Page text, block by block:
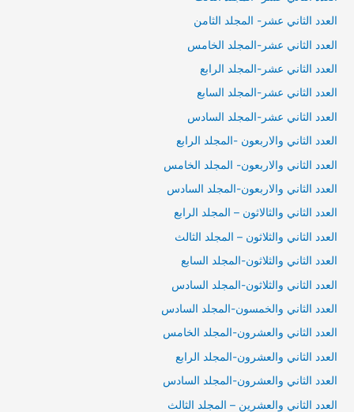
العدد الثاني عشر- المجلد الثامن
العدد الثاني عشر-المجلد الخامس
العدد الثاني عشر-المجلد الرابع
العدد الثاني عشر-المجلد السابع
العدد الثاني عشر-المجلد السادس
العدد الثاني والاربعون -المجلد الرابع
العدد الثاني والاربعون- المجلد الخامس
العدد الثاني والاربعون-المجلد السادس
العدد الثاني والثالاثون – المجلد الرابع
العدد الثاني والثلاثون – المجلد الثالث
العدد الثاني والثلاثون-المجلد السابع
العدد الثاني والثلاثون-المجلد السادس
العدد الثاني والخمسون-المجلد السادس
العدد الثاني والعشرون-المجلد الخامس
العدد الثاني والعشرون-المجلد الرابع
العدد الثاني والعشرون-المجلد السادس
العدد الثاني والعشرين – المجلد الثالث